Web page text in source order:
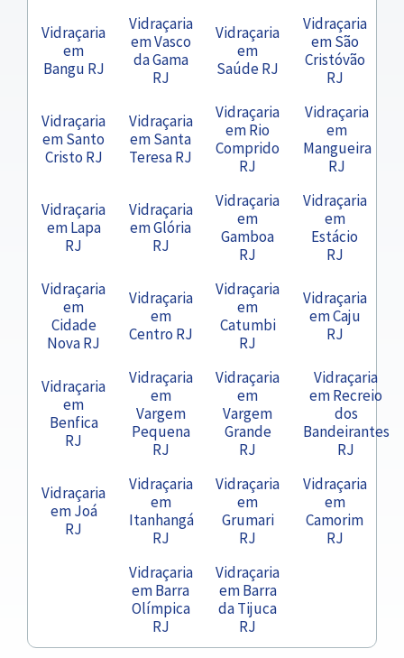
Vidraçaria
em
Bangu RJ
Vidraçaria
em Vasco
da Gama
RJ
Vidraçaria
em
Saúde RJ
Vidraçaria
em São
Cristóvão
RJ
Vidraçaria
em Santo
Cristo RJ
Vidraçaria
em Santa
Teresa RJ
Vidraçaria
em Rio
Comprido
RJ
Vidraçaria
em
Mangueira
RJ
Vidraçaria
em Lapa
RJ
Vidraçaria
em Glória
RJ
Vidraçaria
em
Gamboa
RJ
Vidraçaria
em
Estácio
RJ
Vidraçaria
em
Cidade
Nova RJ
Vidraçaria
em
Centro RJ
Vidraçaria
em
Catumbi
RJ
Vidraçaria
em Caju
RJ
Vidraçaria
em
Benfica
RJ
Vidraçaria
em
Vargem
Pequena
RJ
Vidraçaria
em
Vargem
Grande
RJ
Vidraçaria
em Recreio
dos
Bandeirantes
RJ
Vidraçaria
em Joá
RJ
Vidraçaria
em
Itanhangá
RJ
Vidraçaria
em
Grumari
RJ
Vidraçaria
em
Camorim
RJ
Vidraçaria
em Barra
Olímpica
RJ
Vidraçaria
em Barra
da Tijuca
RJ